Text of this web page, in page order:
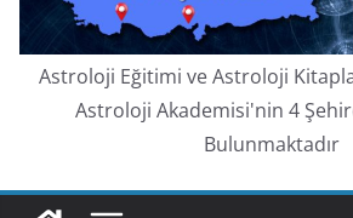
Astroloji Eğitimi ve Astroloji
Astroloji Akademisi'nin 4
Bulunmaktadır